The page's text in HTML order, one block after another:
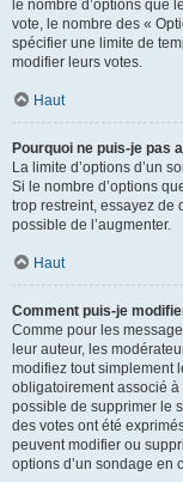
le nombre d’options que
vote, le nombre des «
spécifier une limite de
modifier leurs votes.
Haut
Pourquoi ne puis-je pas
La limite d’options d’un
Si le nombre d’options
trop restreint, essayez de
possible de l’augmenter.
Haut
Comment puis-je
Comme pour les
leur auteur, les
modifiez tout simplement
obligatoirement associé à
possible de supprimer le
des votes ont été
peuvent modifier ou
options d’un sondage en